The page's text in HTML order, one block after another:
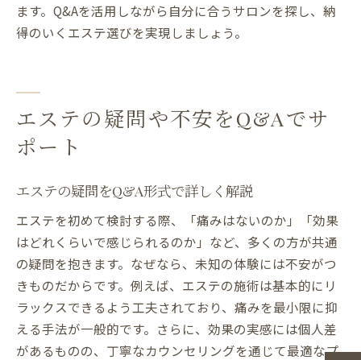
ます。Q&Aを活用しながら自分に合うサロンを探し、納
得のいくエステ選びを実現しましょう。
エステの疑問や不安をQ&Aでサ
ポート
エステの疑問をQ&A形式で詳しく解説
エステを初めて検討する際、「痛みはないのか」「効果
はどれくらいで感じられるのか」など、多くの方が共通
の疑問を抱きます。なぜなら、未知の体験には不安がつ
きものだからです。例えば、エステの施術は基本的にリ
ラックスできるよう工夫されており、痛みを最小限に抑
える手法が一般的です。さらに、効果の実感には個人差
があるものの、丁寧なカウンセリングを通じて最適なプ